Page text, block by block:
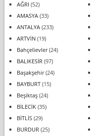
AĞRI (52)
AMASYA(33)
ANTALYA(233)
ARTVİN(19)
Bahçelievler(24)
BALIKESİR (97)
Başakşehir(24)
BAYBURT(15)
Beşiktaş(24)
BİLECİK(35)
BİTLİS(29)
BURDUR (25)